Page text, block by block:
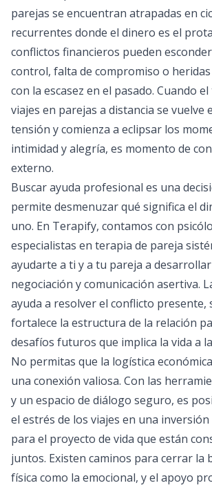
parejas se encuentran atrapadas en
recurrentes donde el dinero es el
conflictos financieros pueden
control, falta de compromiso o
con la escasez en el pasado. Cuando
viajes en parejas a distancia se vuelve
tensión y comienza a eclipsar los
intimidad y alegría, es momento de
externo.
Buscar ayuda profesional es una
permite desmenuzar qué significa el
uno. En Terapify, contamos con
especialistas en terapia de pareja
ayudarte a ti y a tu pareja a
negociación y comunicación asertiva.
ayuda a resolver el conflicto presente,
fortalece la estructura de la relación
desafíos futuros que implica la vida a
No permitas que la logística
una conexión valiosa. Con las
y un espacio de diálogo seguro, es
el estrés de los viajes en una
para el proyecto de vida que están
juntos. Existen caminos para cerrar la
física como la emocional, y el apoyo